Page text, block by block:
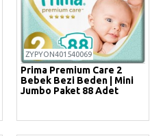
ZYPYON401540069
Prima Premium Care 2
Bebek Bezi Beden | Mini
Jumbo Paket 88 Adet